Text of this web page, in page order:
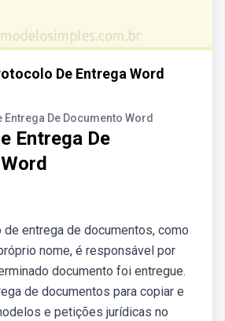
De Entrega Word
Entrega De Documento Word
Entrega De
entrega de documentos, como
nome, é responsável por
documento foi entregue.
de documentos para copiar e
e petições jurídicas no